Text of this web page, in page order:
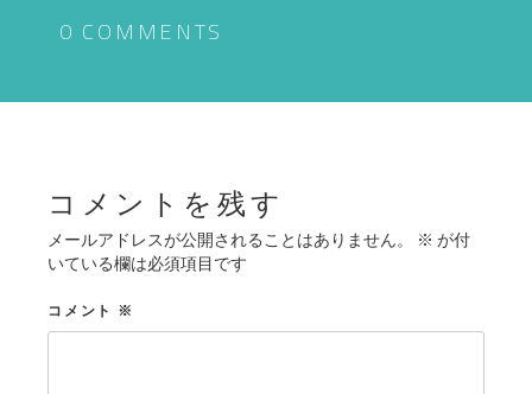
シ
0 COMMENTS
コメントを残す
メールアドレスが公開されることはありません。 ※ が付
いている欄は必須項目です
コメント ※